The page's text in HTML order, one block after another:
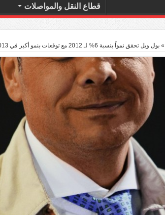
قطاع النقل والمواصلات
» بول ويل تحقق نمواً بنسبة 6% لـ 2012 مع توقعات بنمو أكبر في 2013